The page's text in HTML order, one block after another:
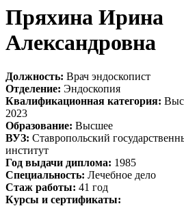
Пряхина Ирина
Александровна
Должность: Врач эндоскопист
Отделение: Эндоскопия
Квалификационная категория:
2023
Образование: Высшее
ВУЗ: Ставропольский
институт
Год выдачи диплома: 1985
Специальность: Лечебное дело
Стаж работы: 41 год
Курсы и сертификаты: